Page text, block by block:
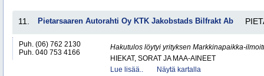
11. Pietarsaaren Autorahti Oy KTK Jakobstads Bilfrakt Ab
Puh. (06) 762 2130
Puh. 040 753 4166
Hakutulos löytyi yrityksen Markkinapaikka-
HIEKAT, SORAT JA MAA-AINEET
Lue lisää..
Näytä kartalla